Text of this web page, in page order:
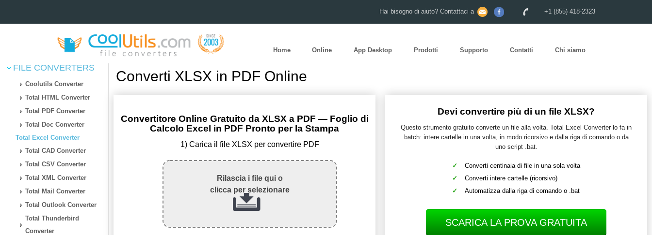
Hai bisogno di aiuto? Contattaci a +1 (855) 418-2323
Home Online App Desktop Prodotti Supporto Contatti Chi siamo
FILE CONVERTERS
Coolutils Converter
Total HTML Converter
Total PDF Converter
Total Doc Converter
Total Excel Converter
Total CAD Converter
Total CSV Converter
Total XML Converter
Total Mail Converter
Total Outlook Converter
Total Thunderbird
Converter
Converti XLSX in PDF Online
Convertitore Online Gratuito da XLSX a PDF — Foglio di
Calcolo Excel in PDF Pronto per la Stampa
1) Carica il file XLSX per convertire PDF
Rilascia i file qui o
clicca per selezionare
Devi convertire più di un file XLSX?
Questo strumento gratuito converte un file alla volta. Total Excel Converter lo fa in
batch: intere cartelle in una volta, in modo ricorsivo e dalla riga di comando o da
uno script .bat.
Converti centinaia di file in una sola volta
Converti intere cartelle (ricorsivo)
Automatizza dalla riga di comando o .bat
SCARICA LA PROVA GRATUITA